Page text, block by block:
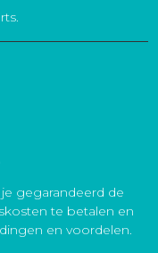
gegarandeerd de
te betalen en
en voordelen.